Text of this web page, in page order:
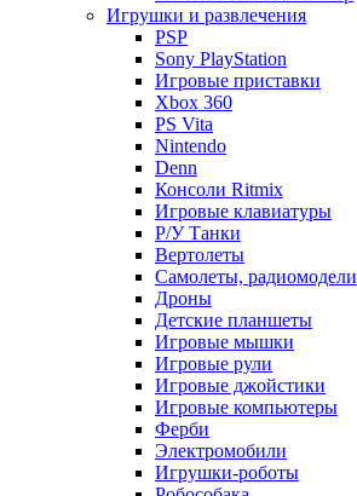
Игрушки и развлечения
PSP
Sony PlayStation
Игровые приставки
Xbox 360
PS Vita
Nintendo
Denn
Консоли Ritmix
Игровые клавиатуры
Р/У Танки
Вертолеты
Самолеты, радиомодели
Дроны
Детские планшеты
Игровые мышки
Игровые рули
Игровые джойстики
Игровые компьютеры
Ферби
Электромобили
Игрушки-роботы